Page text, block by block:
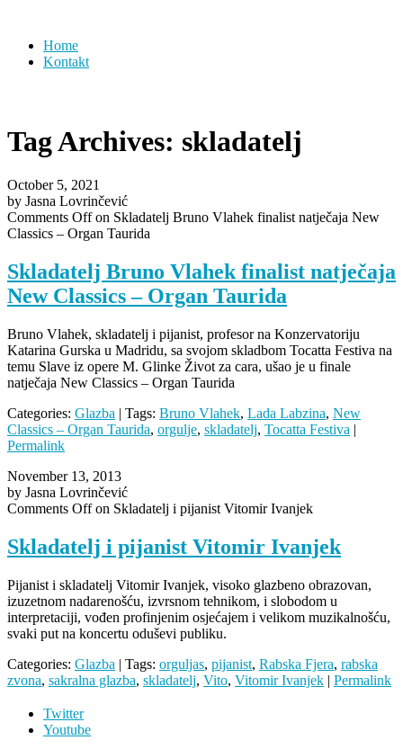
Home
Kontakt
Tag Archives: skladatelj
October 5, 2021
by Jasna Lovrinčević
Comments Offon Skladatelj Bruno Vlahek finalist natječaja New
Classics – Organ Taurida
Skladatelj Bruno Vlahek finalist natječaja
New Classics – Organ Taurida
Bruno Vlahek, skladatelj i pijanist, profesor na Konzervatoriju
Katarina Gurska u Madridu, sa svojom skladbom Tocatta Festiva na
temu Slave iz opere M. Glinke Život za cara, ušao je u finale
natječaja New Classics – Organ Taurida
Categories: Glazba | Tags: Bruno Vlahek, Lada Labzina, New
Classics – Organ Taurida, orgulje, skladatelj, Tocatta Festiva |
Permalink
November 13, 2013
by Jasna Lovrinčević
Comments Offon Skladatelj i pijanist Vitomir Ivanjek
Skladatelj i pijanist Vitomir Ivanjek
Pijanist i skladatelj Vitomir Ivanjek, visoko glazbeno obrazovan,
izuzetnom nadarenošću, izvrsnom tehnikom, i slobodom u
interpretaciji, vođen profinjenim osjećajem i velikom muzikalnošću,
svaki put na koncertu oduševi publiku.
Categories: Glazba | Tags: orguljas, pijanist, Rabska Fjera, rabska
zvona, sakralna glazba, skladatelj, Vito, Vitomir Ivanjek | Permalink
Twitter
Youtube